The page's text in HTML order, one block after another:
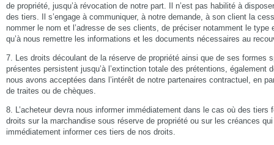
de propriété, jusqu’à révocation de notre part. Il n’est pas habilité à
des tiers. Il s’engage à communiquer, à notre demande, à son client la
nommer le nom et l’adresse de ses clients, de préciser notamment le
qu’à nous remettre les informations et les documents nécessaires au
7. Les droits découlant de la réserve de propriété ainsi que de ses formes
présentes persistent jusqu’à l’extinction totale des prétentions, également
nous avons acceptées dans l’intérêt de notre partenaires contractuel, en
de traites ou de chèques.
8. L’acheteur devra nous informer immédiatement dans le cas où des tiers
droits sur la marchandise sous réserve de propriété ou sur les créances
immédiatement informer ces tiers de nos droits.